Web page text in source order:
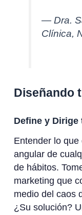
— Dra.
Clínica,
Diseñando
Define y
Entender lo
angular de
de hábitos.
marketing que
medio del caos
¿Su solución?